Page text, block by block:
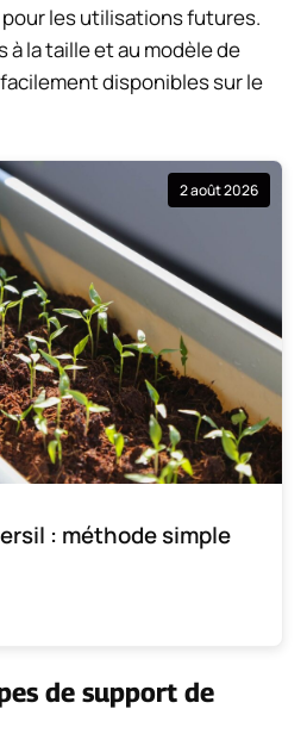
les utilisations futures.
à la taille et au modèle de
disponibles sur le
2 août 2026
: méthode simple
de support de